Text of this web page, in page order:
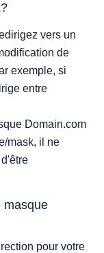
vers un
de
exemple, si
entre
Domain.com
mask, il ne
masque
pour votre